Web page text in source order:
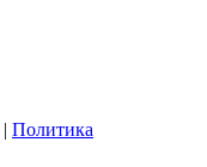
| Политика